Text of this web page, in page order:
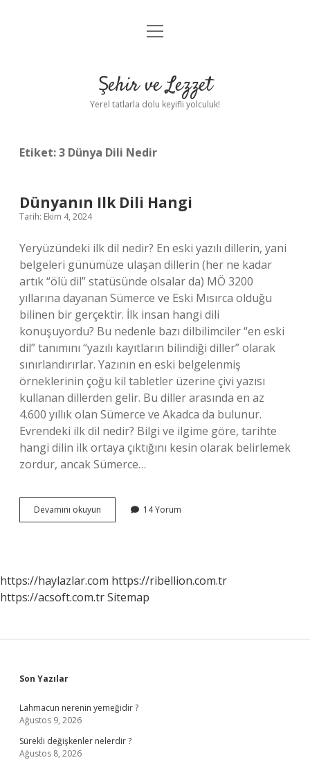
Anasayfa
Yasal Uyarı
menüyü
Şehir ve Lezzet
Yerel tatlarla dolu keyifli yolculuk!
Etiket:3 Dünya Dili Nedir
Dünyanın Ilk Dili Hangi
Tarih: Ekim 4, 2024
Yeryüzündeki ilk dil nedir? En eski yazılı dillerin, yani
belgeleri günümüze ulaşan dillerin (her ne kadar
artık “ölü dil” statüsünde olsalar da) MÖ 3200
yıllarına dayanan Sümerce ve Eski Mısırca olduğu
bilinen bir gerçektir. İlk insan hangi dili
konuşuyordu? Bu nedenle bazı dilbilimciler “en eski
dil” tanımını “yazılı kayıtların bilindiği diller” olarak
sınırlandırırlar. Yazının en eski belgelenmiş
örneklerinin çoğu kil tabletler üzerine çivi yazısı
kullanan dillerden gelir. Bu diller arasında en az
4.600 yıllık olan Sümerce ve Akadca da bulunur.
Evrendeki ilk dil nedir? Bilgi ve ilgime göre, tarihte
hangi dilin ilk ortaya çıktığını kesin olarak belirlemek
zordur, ancak Sümerce…
Devamını okuyun Dünyanın
Ilk
14 Yorum
https://haylazlar.com https://ribellion.com.tr
https://acsoft.com.trSitemap
Sidebar
Son Yazılar
Lahmacun nerenin yemeğidir ?
Ağustos 9, 2026
Sürekli değişkenler nelerdir ?
Ağustos 8, 2026